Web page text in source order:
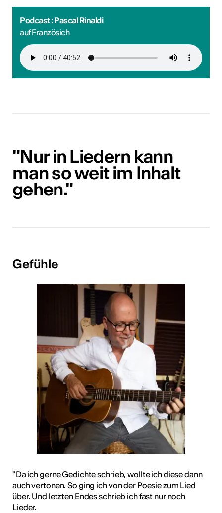
Podcast : Pascal Rinaldi
auf Französich
"Nur in Liedern kann
man so weit im Inhalt
gehen."
Gefühle
"Da ich gerne Gedichte schrieb, wollte ich diese dann
auch vertonen. So ging ich von der Poesie zum Lied
über. Und letzten Endes schrieb ich fast nur noch
Lieder.